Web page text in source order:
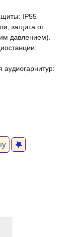
IP55
защита от
давлением).